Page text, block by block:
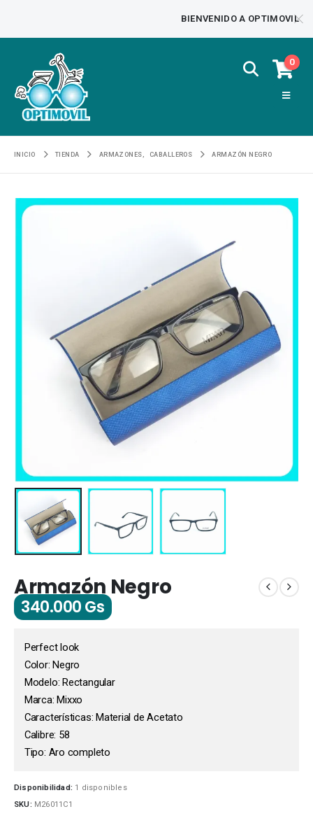
BIENVENIDO A OPTIMOVIL
0
INICIO TIENDA ARMAZONES CABALLEROS ARMAZÓN NEGRO
Armazón Negro
340.000Gs
Perfect look
Color: Negro
Modelo: Rectangular
Marca: Mixxo
Características: Material de Acetato
Calibre: 58
Tipo: Aro completo
Disponibilidad: 1 disponibles
SKU: M26011C1